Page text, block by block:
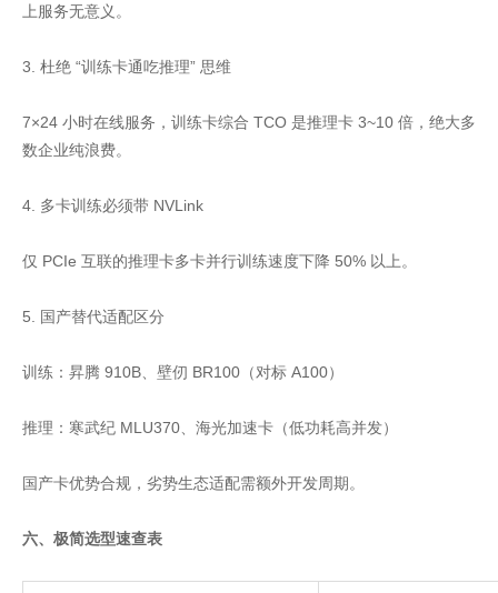
上服务无意义。
3. 杜绝 “训练卡通吃推理” 思维
7×24 小时在线服务，训练卡综合 TCO 是推理卡 3~10 倍，绝大多
数企业纯浪费。
4. 多卡训练必须带 NVLink
仅 PCIe 互联的推理卡多卡并行训练速度下降 50% 以上。
5. 国产替代适配区分
训练：昇腾 910B、壁仞 BR100（对标 A100）
推理：寒武纪 MLU370、海光加速卡（低功耗高并发）
国产卡优势合规，劣势生态适配需额外开发周期。
六、极简选型速查表